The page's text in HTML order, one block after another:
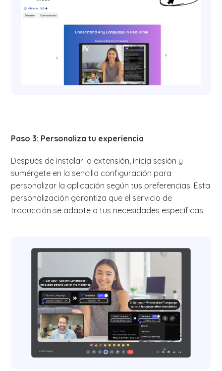
Paso 3: Personaliza tu experiencia
Después de instalar la extensión, inicia sesión y
sumérgete en la sencilla configuración para
personalizar la aplicación según tus preferencias. Esta
personalización garantiza que el servicio de
traducción se adapte a tus necesidades específicas.